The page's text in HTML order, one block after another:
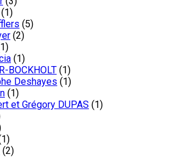
(1)
(5)
(2)
(1)
BOCKHOLT (1)
Deshayes (1)
(1)
et Grégory DUPAS (1)
(2)